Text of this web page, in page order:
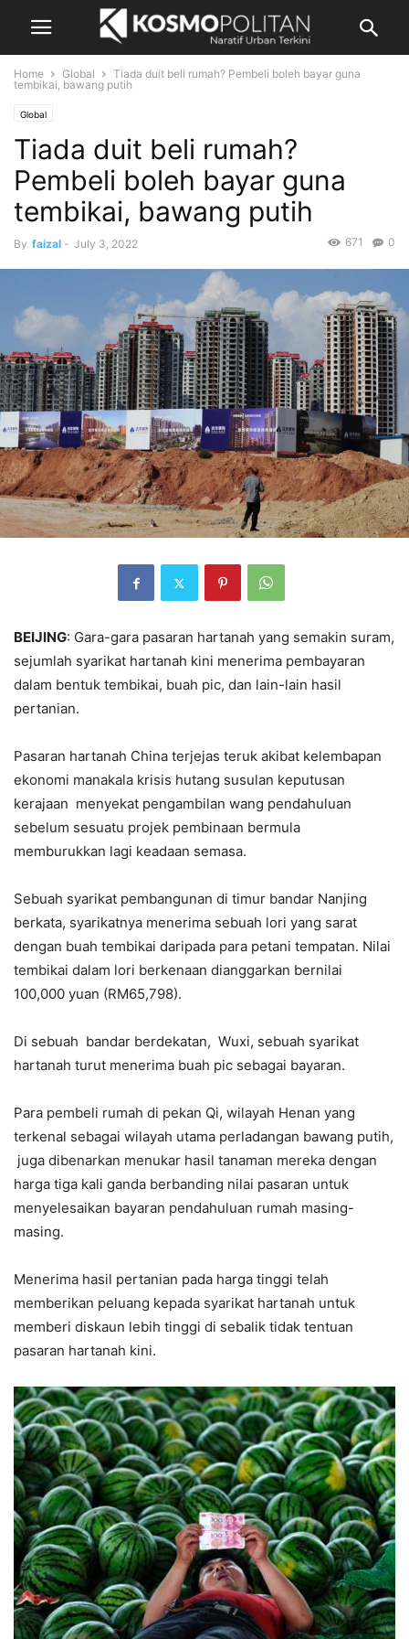
Home Global
Tiada duit beli rumah? Pembeli boleh bayar guna
tembikai, bawang putih
Global
Tiada duit beli rumah?
Pembeli boleh bayar guna
tembikai, bawang putih
By faizal - July 3, 2022 0
671
BEIJING: Gara-gara pasaran hartanah yang semakin suram,
sejumlah syarikat hartanah kini menerima pembayaran
dalam bentuk tembikai, buah pic, dan lain-lain hasil
pertanian.
Pasaran hartanah China terjejas teruk akibat kelembapan
ekonomi manakala krisis hutang susulan keputusan
kerajaan menyekat pengambilan wang pendahuluan
sebelum sesuatu projek pembinaan bermula
memburukkan lagi keadaan semasa.
Sebuah syarikat pembangunan di timur bandar Nanjing
berkata, syarikatnya menerima sebuah lori yang sarat
dengan buah tembikai daripada para petani tempatan. Nilai
tembikai dalam lori berkenaan dianggarkan bernilai
100,000 yuan (RM65,798).
Di sebuah bandar berdekatan, Wuxi, sebuah syarikat
hartanah turut menerima buah pic sebagai bayaran.
Para pembeli rumah di pekan Qi, wilayah Henan yang
terkenal sebagai wilayah utama perladangan bawang putih,
juga dibenarkan menukar hasil tanaman mereka dengan
harga tiga kali ganda berbanding nilai pasaran untuk
menyelesaikan bayaran pendahuluan rumah masing-
masing.
Menerima hasil pertanian pada harga tinggi telah
memberikan peluang kepada syarikat hartanah untuk
memberi diskaun lebih tinggi di sebalik tidak tentuan
pasaran hartanah kini.